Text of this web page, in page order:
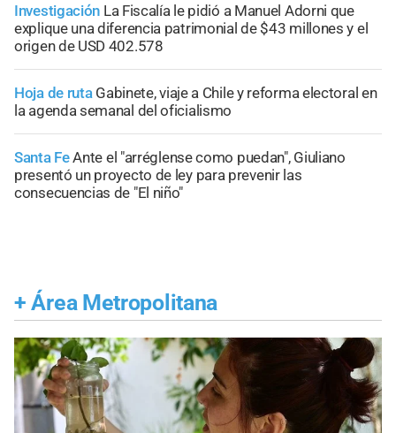
Investigación La Fiscalía le pidió a Manuel Adorni que
explique una diferencia patrimonial de $43 millones y el
origen de USD 402.578
Hoja de ruta Gabinete, viaje a Chile y reforma electoral en
la agenda semanal del oficialismo
Santa FeAnte el "arréglense como puedan", Giuliano
presentó un proyecto de ley para prevenir las
consecuencias de "El niño"
+ Área Metropolitana